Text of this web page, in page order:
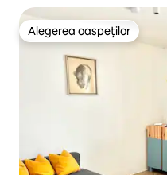
Alegerea oaspeților
Alegerea oaspeților